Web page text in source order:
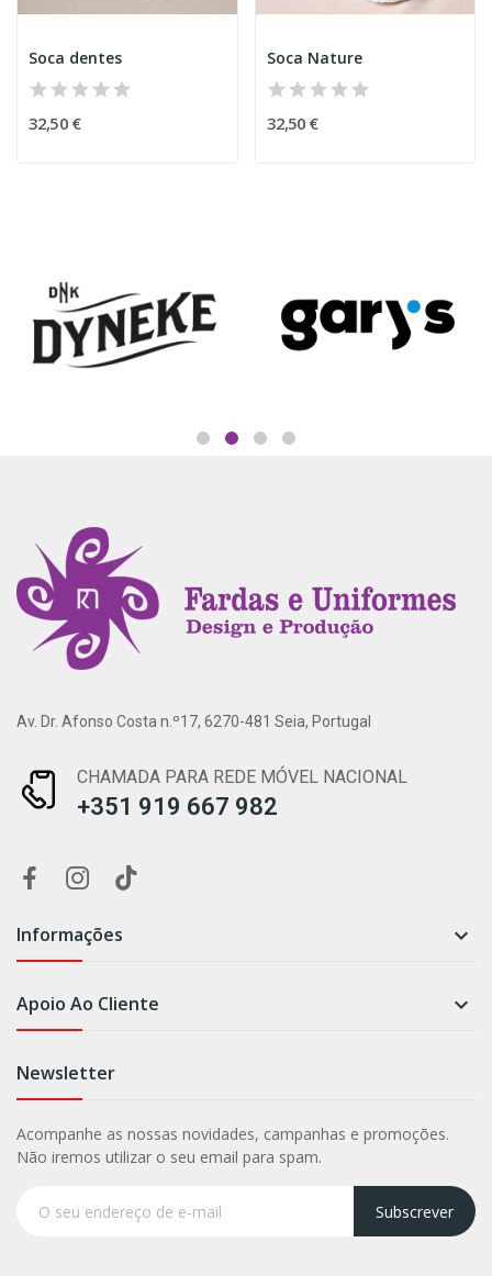
Soca dentes
32,50 €
Soca Nature
32,50 €
Av. Dr. Afonso Costa n.º17, 6270-481 Seia, Portugal
CHAMADA PARA REDE MÓVEL NACIONAL
+351 919 667 982
Informações 
Apoio Ao Cliente 
Newsletter
Acompanhe as nossas novidades, campanhas e promoções.
Não iremos utilizar o seu email para spam.
Subscrever